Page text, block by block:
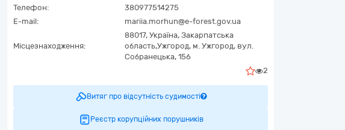
Телефон:
380977514275
E-mail:
mariia.morhun@e-forest.gov.ua
Місцезнаходження:
88017, Україна, Закарпатська
область,Ужгород, м. Ужгород, вул.
Собранецька, 156
2
Витяг про відсутність судимості
Реєстр корупційних порушників